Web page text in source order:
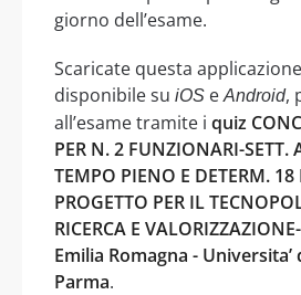
giorno dell’esame.
Scaricate questa
disponibile su iOS eAndroid,
all’esame tramite i quiz
PER N. 2 FUNZIONARI-SETT.
TEMPO PIENO E DETERM. 18
PROGETTO PER IL
RICERCA E
Emilia Romagna -
Parma.